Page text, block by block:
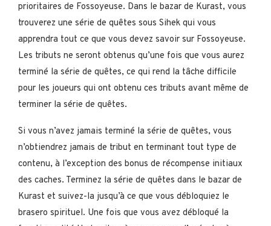
prioritaires de Fossoyeuse. Dans le bazar de Kurast, vous
trouverez une série de quêtes sous Sihek qui vous
apprendra tout ce que vous devez savoir sur Fossoyeuse.
Les tributs ne seront obtenus qu’une fois que vous aurez
terminé la série de quêtes, ce qui rend la tâche difficile
pour les joueurs qui ont obtenu ces tributs avant même de
terminer la série de quêtes.
Si vous n’avez jamais terminé la série de quêtes, vous
n’obtiendrez jamais de tribut en terminant tout type de
contenu, à l’exception des bonus de récompense initiaux
des caches. Terminez la série de quêtes dans le bazar de
Kurast et suivez-la jusqu’à ce que vous débloquiez le
brasero spirituel. Une fois que vous avez débloqué la